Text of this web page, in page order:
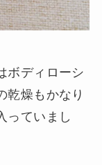
ボディローシ
乾燥もかなり
っていまし